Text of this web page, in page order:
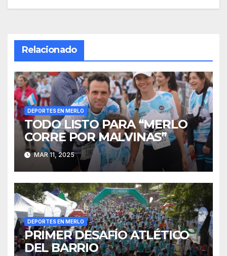
Relacionado
DEPORTES EN MERLO
TODO LISTO PARA “MERLO
CORRE POR MALVINAS”
MAR 11, 2025
DEPORTES EN MERLO
PRIMER DESAFÍO ATLÉTICO
DEL BARRIO